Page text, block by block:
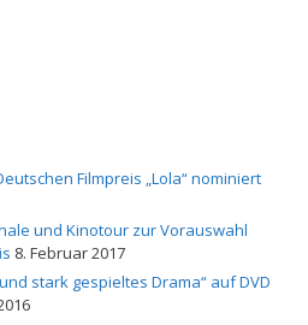
Filmpreis „Lola“ nominiert
und Kinotour zur Vorauswahl
8. Februar 2017
stark gespieltes Drama“ auf DVD